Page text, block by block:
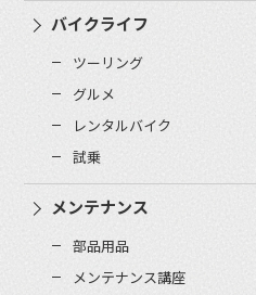
バイクライフ
ツーリング
グルメ
レンタルバイク
試乗
メンテナンス
部品用品
メンテナンス講座